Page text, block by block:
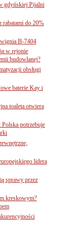
gdyńskiej Pijalni
do 20%
B-7404
w rejonie
budowlanej?
obsługi
baterie Kay i
toaleta otwiera
potrzebuje
lidera
sprawy przez
kreskowym?